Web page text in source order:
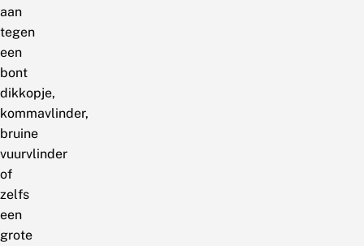
aan
tegen
een
bont
dikkopje,
kommavlinder,
bruine
vuurvlinder
of
zelfs
een
grote